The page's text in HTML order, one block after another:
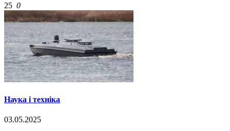
25 0
Наука і техніка
03.05.2025